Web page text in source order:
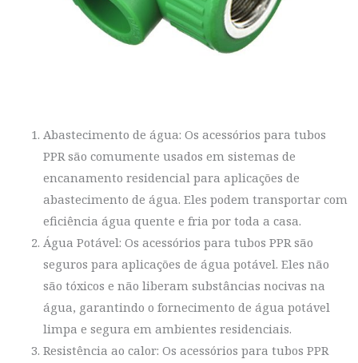
Abastecimento de água: Os acessórios para tubos
PPR são comumente usados em sistemas de
encanamento residencial para aplicações de
abastecimento de água. Eles podem transportar com
eficiência água quente e fria por toda a casa.
Água Potável: Os acessórios para tubos PPR são
seguros para aplicações de água potável. Eles não
são tóxicos e não liberam substâncias nocivas na
água, garantindo o fornecimento de água potável
limpa e segura em ambientes residenciais.
Resistência ao calor: Os acessórios para tubos PPR